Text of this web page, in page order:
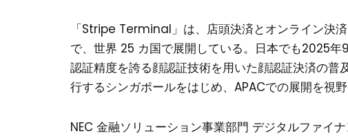
「Stripe Terminal」は、店頭決済とオンライン決
で、世界 25 カ国で展開している。日本でも2025
認証精度を誇る顔認証技術を用いた顔認証決済の
行するシンガポールをはじめ、APACでの展開を視
NEC 金融ソリューション事業部門 デジタルファイ